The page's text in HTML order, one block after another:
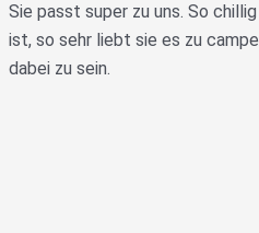
Sie passt super zu uns. So
ist, so sehr liebt sie es zu
dabei zu sein.